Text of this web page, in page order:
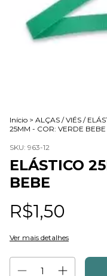
Início > ALÇAS / VIÉS /
25MM - COR: VERDE BEBE
SKU: 963-12
ELÁSTICO
BEBE
R$1,50
Ver mais detalhes